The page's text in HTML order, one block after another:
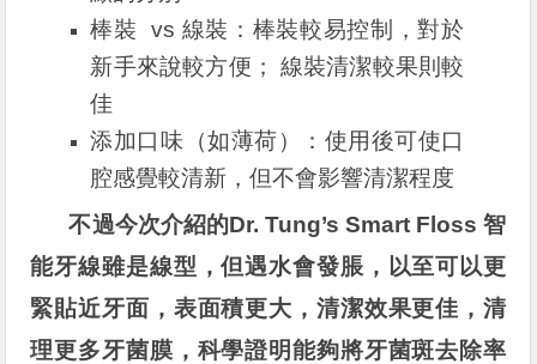
棒裝 vs 線裝：棒裝較易控制，對於
新手來說較方便； 線裝清潔較果則較
佳
添加口味（如薄荷）：使用後可使口
腔感覺較清新，但不會影響清潔程度
不過今次介紹的Dr. Tung’s Smart Floss 智
能牙線雖是線型，但遇水會發脹，以至可以更
緊貼近牙面，表面積更大，清潔效果更佳，清
理更多牙菌膜，科學證明能夠將牙菌斑去除率